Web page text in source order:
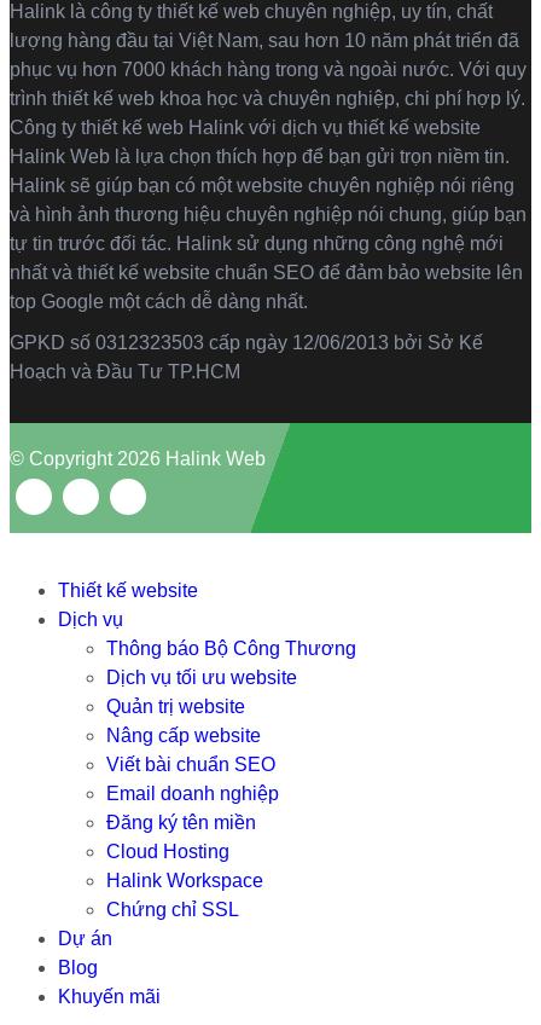
Halink là công ty thiết kế web chuyên nghiệp, uy tín, chất
lượng hàng đầu tại Việt Nam, sau hơn 10 năm phát triển đã
phục vụ hơn 7000 khách hàng trong và ngoài nước. Với quy
trình thiết kế web khoa học và chuyên nghiệp, chi phí hợp lý.
Công ty thiết kế web Halink với dịch vụ thiết kế website
Halink Web là lựa chọn thích hợp để bạn gửi trọn niềm tin.
Halink sẽ giúp bạn có một website chuyên nghiệp nói riêng
và hình ảnh thương hiệu chuyên nghiệp nói chung, giúp bạn
tự tin trước đối tác. Halink sử dụng những công nghệ mới
nhất và thiết kế website chuẩn SEO để đảm bảo website lên
top Google một cách dễ dàng nhất.
GPKD số 0312323503 cấp ngày 12/06/2013 bởi Sở Kế
Hoạch và Đầu Tư TP.HCM
© Copyright 2026 Halink Web
Thiết kế website
Dịch vụ
Thông báo Bộ Công Thương
Dịch vụ tối ưu website
Quản trị website
Nâng cấp website
Viết bài chuẩn SEO
Email doanh nghiệp
Đăng ký tên miền
Cloud Hosting
Halink Workspace
Chứng chỉ SSL
Dự án
Blog
Khuyến mãi